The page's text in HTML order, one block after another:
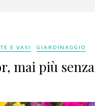
E VASI GIARDINAGGIO
mai più senza